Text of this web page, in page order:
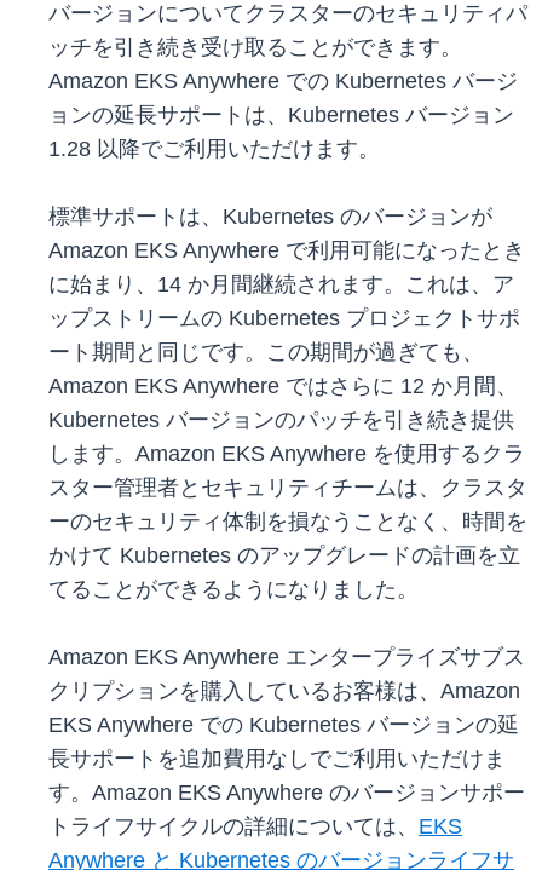
バージョンについてクラスターのセキュリティパ
ッチを引き続き受け取ることができます。
Amazon EKS Anywhere での Kubernetes バージ
ョンの延長サポートは、Kubernetes バージョン
1.28 以降でご利用いただけます。
標準サポートは、Kubernetes のバージョンが
Amazon EKS Anywhere で利用可能になったとき
に始まり、14 か月間継続されます。これは、ア
ップストリームの Kubernetes プロジェクトサポ
ート期間と同じです。この期間が過ぎても、
Amazon EKS Anywhere ではさらに 12 か月間、
Kubernetes バージョンのパッチを引き続き提供
します。Amazon EKS Anywhere を使用するクラ
スター管理者とセキュリティチームは、クラスタ
ーのセキュリティ体制を損なうことなく、時間を
かけて Kubernetes のアップグレードの計画を立
てることができるようになりました。
Amazon EKS Anywhere エンタープライズサブス
クリプションを購入しているお客様は、Amazon
EKS Anywhere での Kubernetes バージョンの延
長サポートを追加費用なしでご利用いただけま
す。Amazon EKS Anywhere のバージョンサポー
トライフサイクルの詳細については、 EKS
Anywhere と Kubernetes のバージョンライフサ